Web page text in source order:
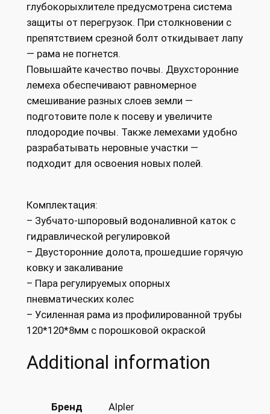
глубокорыхлителе предусмотрена система
защиты от перегрузок. При столкновении с
препятствием срезной болт откидывает лапу
— рама не погнется.
Повышайте качество почвы. Двухсторонние
лемеха обеспечивают равномерное
смешивание разных слоев земли —
подготовите поле к посеву и увеличите
плодородие почвы. Также лемехами удобно
разрабатывать неровные участки —
подходит для освоения новых полей.
Комплектация:
– Зубчато-шпоровый водоналивной каток с
гидравлической регулировкой
– Двусторонние долота, прошедшие горячую
ковку и закаливание
– Пара регулируемых опорных
пневматических колес
– Усиленная рама из профилированной трубы
120*120*8мм с порошковой окраской
Additional information
Бренд Alpler